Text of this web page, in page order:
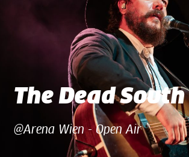
The Dead South
@Arena Wien - Open Air